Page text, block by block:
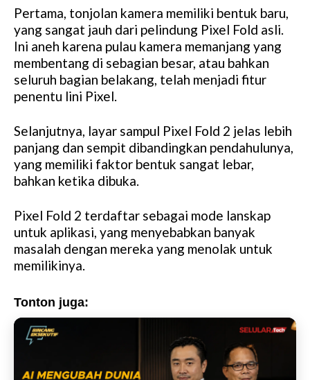
M
u
t
e
Pertama, tonjolan kamera memiliki bentuk baru,
yang sangat jauh dari pelindung Pixel Fold asli.
Ini aneh karena pulau kamera memanjang yang
membentang di sebagian besar, atau bahkan
seluruh bagian belakang, telah menjadi fitur
penentu lini Pixel.
Selanjutnya, layar sampul Pixel Fold 2 jelas lebih
panjang dan sempit dibandingkan pendahulunya,
yang memiliki faktor bentuk sangat lebar,
bahkan ketika dibuka.
Pixel Fold 2 terdaftar sebagai mode lanskap
untuk aplikasi, yang menyebabkan banyak
masalah dengan mereka yang menolak untuk
memilikinya.
Tonton juga: